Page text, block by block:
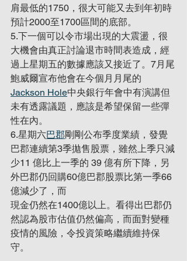
肩最低的1750，很大可能又去到年初時
預計2000至1700區間的底部。
5.下一個可以令市場出現的大震盪，很
大機會由真正討論退市時間表造成，經
過上星期五的數據應該又接近了。7月尾
鮑威爾宣布他會在今個月月尾的
Jackson Hole中央銀行年會中有演講但
未有透露議題，應該是希望保留一些彈
性在內。
6.星期六巴郡剛剛公布季度業績，發覺
巴郡連續第3季拋售股票，雖然上季只減
少11 億比上一季的 39 億有所下降，另
外巴郡仍回購60億巴郡股票比第一季66
億減少了，而
現金仍然在1400億以上。看得出巴郡仍
然認為股市估值仍然偏高，而面對變種
疫情的風險，令投資策略繼續維持保
守。